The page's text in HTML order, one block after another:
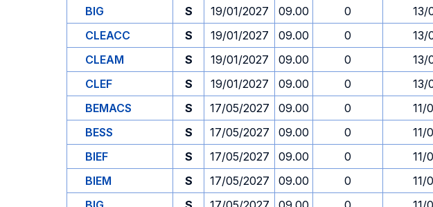
BIG
S 19/01/2027 09.00 0
13/
CLEACC
S 19/01/2027 09.00 0
13/
CLEAM
S 19/01/2027 09.00 0
13/
CLEF
S 19/01/2027 09.00 0
13/
BEMACS
S 17/05/2027 09.00 0
11/
BESS
S 17/05/2027 09.00 0
11/
BIEF
S 17/05/2027 09.00 0
11/
BIEM
S 17/05/2027 09.00 0
11/